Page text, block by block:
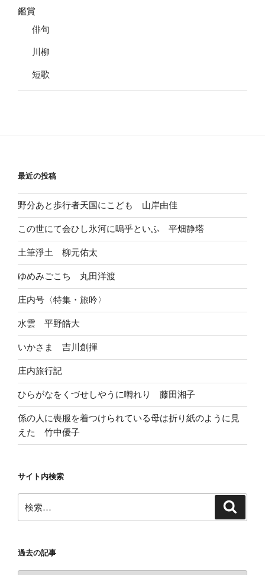
鑑賞
俳句
川柳
短歌
最近の投稿
野分あと歩行者天国にこども 山岸由佳
この世にて会ひし氷河に嗚乎といふ 平畑静塔
土筆淨土 柳元佑太
ゆめみごこち 丸田洋渡
庄内号〈特集・旅吟〉
水雲 平野皓大
いかさま 吉川創揮
庄内旅行記
ひらがなをくづせしやうに囀れり 藤田湘子
係の人に喪服を着つけられている母は折り紙のように見
えた 竹中優子
サイト内検索
索:
過去の記事